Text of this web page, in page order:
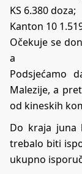
KS 6.380 doza;
Kanton 10
Očekuje se
a
Podsjećamo
Malezije, a
od kineskih
Do kraja juna
trebalo biti
ukupno